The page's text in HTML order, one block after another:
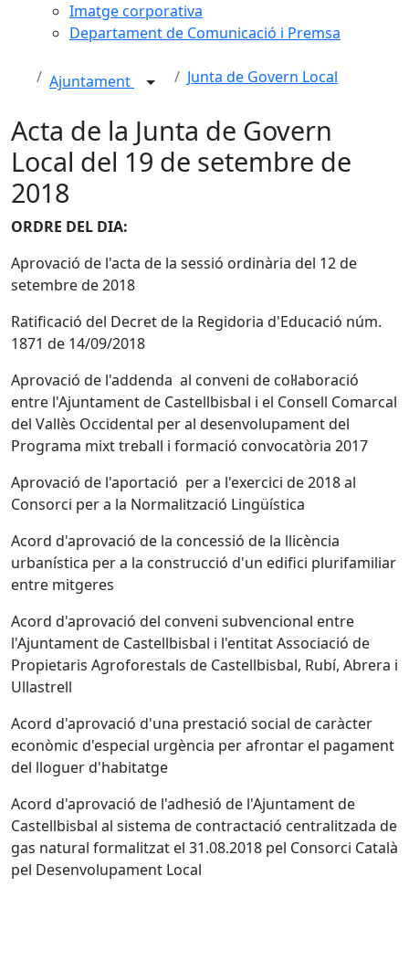
Imatge corporativa
Departament de Comunicació i Premsa
Ajuntament Junta de Govern Local
Acta de la Junta de Govern
Local del 19 de setembre de
2018
ORDRE DEL DIA:
Aprovació de l'acta de la sessió ordinària del 12 de
setembre de 2018
Ratificació del Decret de la Regidoria d'Educació núm.
1871 de 14/09/2018
Aprovació de l'addenda al conveni de col·laboració
entre l'Ajuntament de Castellbisbal i el Consell Comarcal
del Vallès Occidental per al desenvolupament del
Programa mixt treball i formació convocatòria 2017
Aprovació de l'aportació per a l'exercici de 2018 al
Consorci per a la Normalització Lingüística
Acord d'aprovació de la concessió de la llicència
urbanística per a la construcció d'un edifici plurifamiliar
entre mitgeres
Acord d'aprovació del conveni subvencional entre
l'Ajuntament de Castellbisbal i l'entitat Associació de
Propietaris Agroforestals de Castellbisbal, Rubí, Abrera i
Ullastrell
Acord d'aprovació d'una prestació social de caràcter
econòmic d'especial urgència per afrontar el pagament
del lloguer d'habitatge
Acord d'aprovació de l'adhesió de l'Ajuntament de
Castellbisbal al sistema de contractació centralitzada de
gas natural formalitzat el 31.08.2018 pel Consorci Català
pel Desenvolupament Local